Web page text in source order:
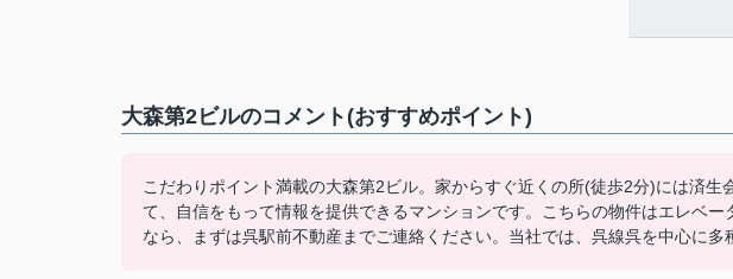
大森第2ビルのコメント(おすすめポイント)
こだわりポイント満載の大森第2ビル。家からすぐ近くの所(徒歩2分)には済生
て、自信をもって情報を提供できるマンションです。こちらの物件はエレベ
なら、まずは呉駅前不動産までご連絡ください。当社では、呉線呉を中心に多